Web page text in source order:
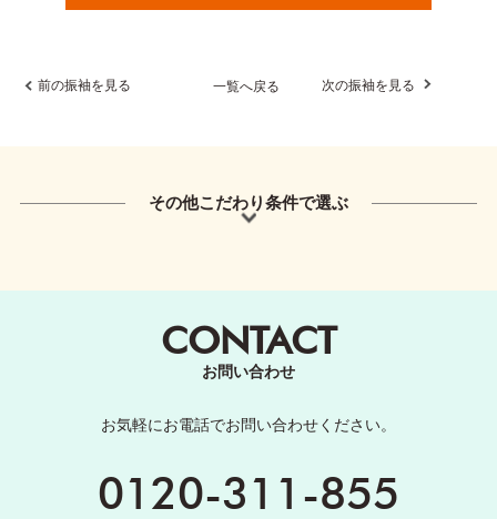
前の振袖を見る 一覧へ戻る 次の振袖を見る
その他こだわり条件で選ぶ
CONTACT
お問い合わせ
お気軽にお電話でお問い合わせください。
0120-311-855